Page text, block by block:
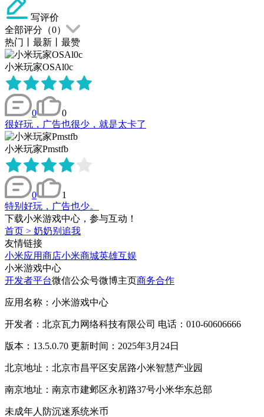
写评价
全部评分（0）
热门
最新 最赞
小米玩家OSAl0c
0
0
很好玩，广告也很少，就是太卡了
小米玩家Pmstfb
0
1
特别好玩，广告也少。
下载小米游戏中心，参与互动！
首页 > 奶奶别追我
友情链接
小米应用商店小米商城英雄互娱
小米游戏中心
开发者平台微信公众号微博主页商务合作
应用名称：小米游戏中心
开发者：北京瓦力网络科技有限公司 电话：010-60606666
版本：13.5.0.70 更新时间：2025年3月24日
北京地址：北京市昌平区安居路小米智慧产业园
南京地址：南京市建邺区永初路37号小米华东总部
未成年人防沉迷系统米币